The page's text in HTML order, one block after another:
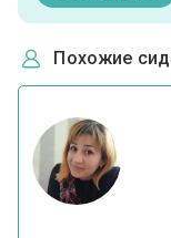
Похожие